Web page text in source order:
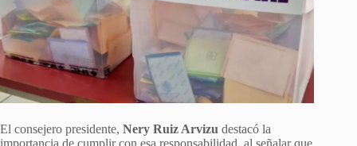
El consejero presidente, Nery Ruiz Arvizu destacó la